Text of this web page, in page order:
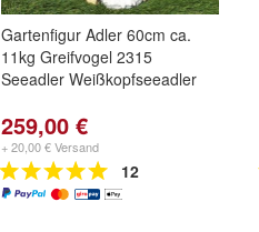
Gartenfigur Adler 60cm ca.
11kg Greifvogel 2315
Seeadler Weißkopfseeadler
259,00 €
+ 20,00 € Versand
12